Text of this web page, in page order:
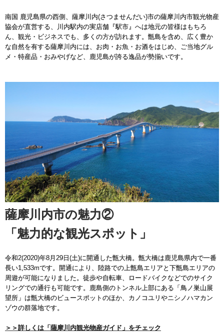
南国 鹿児島県の西側、薩摩川内(さつませんだい)市の薩摩川内市観光物産
協会が直営する、川内駅内の実店舗『駅市』へは地元の皆様はもちろ
ん、観光・ビジネスでも、多くの方が訪れます。甑島を含め、広く豊か
な自然を有する薩摩川内には、お肉・お魚・お酒をはじめ、ご当地グル
メ・特産品・おみやげなど、鹿児島が誇る逸品が勢揃いです。
薩摩川内市の魅力②
「魅力的な観光スポット」
令和2(2020)年8月29日(土)に開通した甑大橋。甑大橋は鹿児島県内で一番
長い1,533mです。開通により、陸路での上甑島エリアと下甑島エリアの
周遊が可能になりました。徒歩や自転車、ロードバイクなどでのサイク
リングでの通行も可能です。鹿島側のトンネル上部にある「鳥ノ巣山展
望所」は甑大橋のビュースポットのほか、カノコユリやニシノハマカン
ゾウの群落地です。
＞＞詳しくは「薩摩川内観光物産ガイド」をチェック